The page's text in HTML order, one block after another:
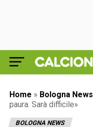
Home » Bologna News
paura. Sarà difficile»
BOLOGNA NEWS